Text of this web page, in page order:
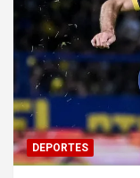
DEPORTES